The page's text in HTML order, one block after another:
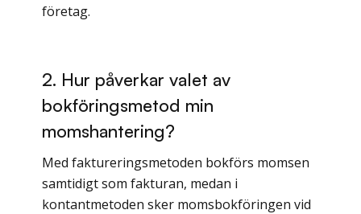
företag.
2. Hur påverkar valet av
bokföringsmetod min
momshantering?
Med faktureringsmetoden bokförs momsen
samtidigt som fakturan, medan i
kontantmetoden sker momsbokföringen vid